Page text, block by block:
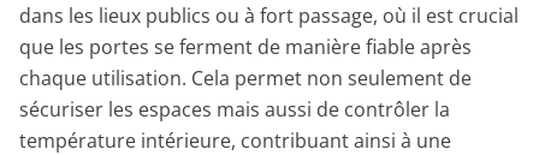
dans les lieux publics ou à fort passage, où il est crucial
que les portes se ferment de manière fiable après
chaque utilisation. Cela permet non seulement de
sécuriser les espaces mais aussi de contrôler la
température intérieure, contribuant ainsi à une